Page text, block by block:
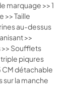
marquage >> 1
>> Taille
au-dessus
>>
Soufflets
triple piqures
CM détachable
la manche